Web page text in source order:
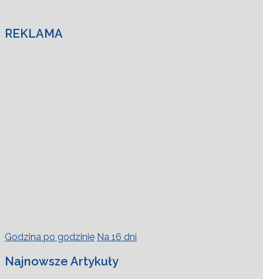
REKLAMA
Godzina po godzinie Na 16 dni
Najnowsze Artykuły